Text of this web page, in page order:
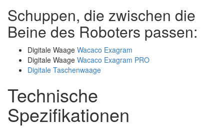
Schuppen, die zwischen die
Beine des Roboters passen:
Digitale Waage Wacaco Exagram
Digitale Waage Wacaco Exagram PRO
Digitale Taschenwaage
Technische
Spezifikationen